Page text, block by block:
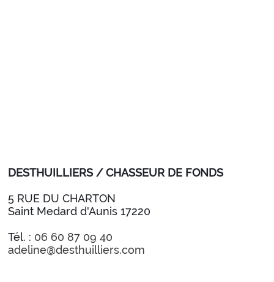
DESTHUILLIERS / CHASSEUR DE FONDS
5 RUE DU CHARTON
Saint Medard d'Aunis 17220
Tél. : 06 60 87 09 40
adeline@desthuilliers.com